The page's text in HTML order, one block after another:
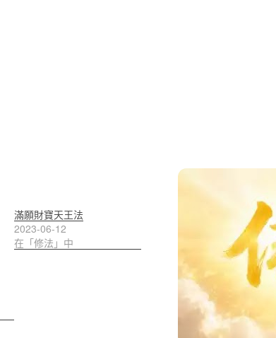
滿願財寶天王法
2023-06-12
在「修法」中